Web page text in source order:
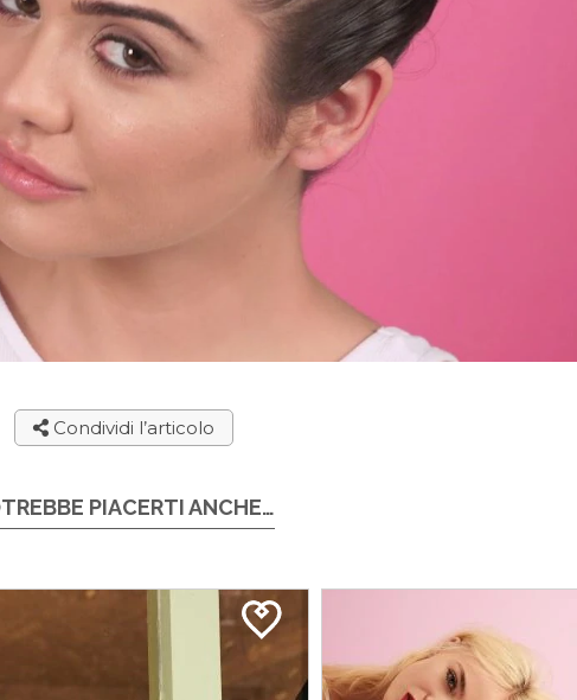
Condividi l’articolo
PIACERTI ANCHE…